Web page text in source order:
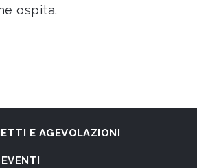
ospita.
E AGEVOLAZIONI